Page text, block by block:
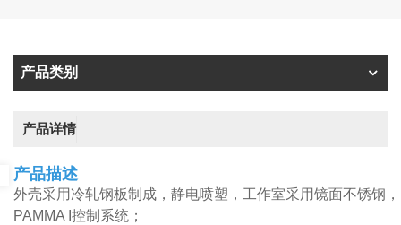
产品类别
产品详情
产品描述
外壳采用冷轧钢板制成，静电喷塑，工作室采用镜面不锈钢
PAMMA I控制系统；